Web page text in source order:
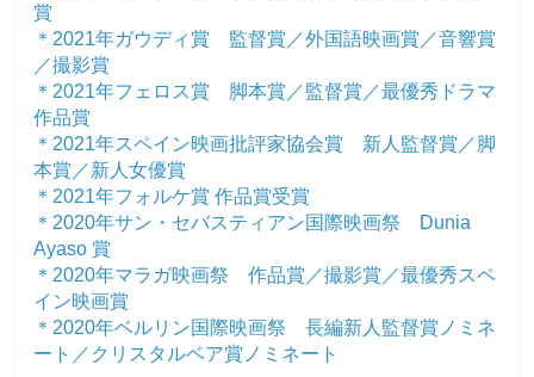
賞
＊2021年ガウディ賞 監督賞／外国語映画賞／音響賞
／撮影賞
＊2021年フェロス賞 脚本賞／監督賞／最優秀ドラマ
作品賞
＊2021年スペイン映画批評家協会賞 新人監督賞／脚
本賞／新人女優賞
＊2021年フォルケ賞 作品賞受賞
＊2020年サン・セバスティアン国際映画祭 Dunia
Ayaso 賞
＊2020年マラガ映画祭 作品賞／撮影賞／最優秀スペ
イン映画賞
＊2020年ベルリン国際映画祭 長編新人監督賞ノミネ
ート／クリスタルベア賞ノミネート